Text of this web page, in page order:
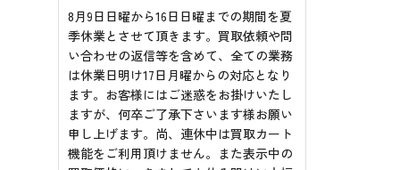
8月9日日曜から16日日曜までの期間を夏
季休業とさせて頂きます。買取依頼や問
い合わせの返信等を含めて、全ての業務
は休業日明け17日月曜からの対応となり
ます。お客様にはご迷惑をお掛けいたし
ますが、何卒ご了承下さいます様お願い
申し上げます。尚、連休中は買取カート
機能をご利用頂けません。また表示中の